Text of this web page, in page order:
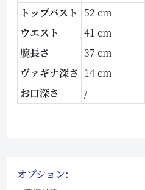
トップバスト 52 cm
ウエスト
41 cm
腕長さ
37 cm
ヴァギナ深さ 14 cm
お口深さ
/
オプション: